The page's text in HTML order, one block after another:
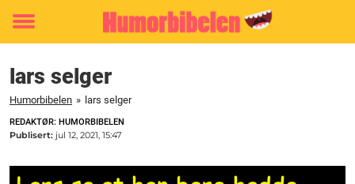
Toggle
lars selger
Humorbibelen » lars selger
REDAKTØR: HUMORBIBELEN
Publisert: jul 12, 2021, 15:47